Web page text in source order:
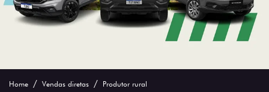
Home Vendas diretas Produtor rural